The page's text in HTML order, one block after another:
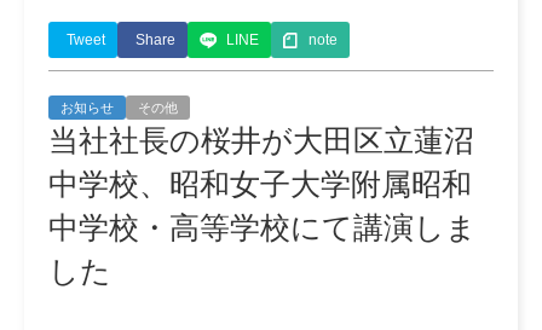
Tweet Share LINE note
お知らせ その他
当社社長の桜井が大田区立蓮沼
中学校、昭和女子大学附属昭和
中学校・高等学校にて講演しま
した